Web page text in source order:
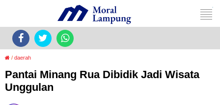
/ daerah
Pantai Minang Rua Dibidik Jadi Wisata
Unggulan